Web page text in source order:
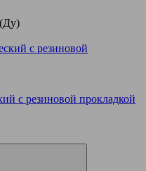
с резиновой прокладкой